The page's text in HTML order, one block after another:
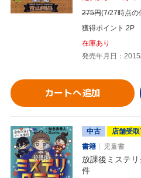
275円(7/27時点の
獲得ポイント 2P
在庫あり
発売年月日：
カートへ追加
中古
店舗受
書籍
児童書
放課後ミステ
件